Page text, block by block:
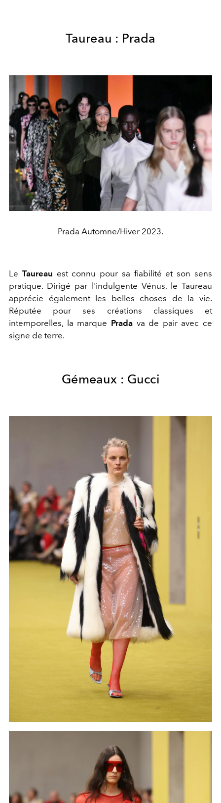
Taureau : Prada
Prada Automne/Hiver 2023.
Le Taureau est connu pour sa fiabilité et son sens
pratique. Dirigé par l'indulgente Vénus, le Taureau
apprécie également les belles choses de la vie.
Réputée pour ses créations classiques et
intemporelles, la marque Pradava de pair avec ce
signe de terre.
Gémeaux : Gucci